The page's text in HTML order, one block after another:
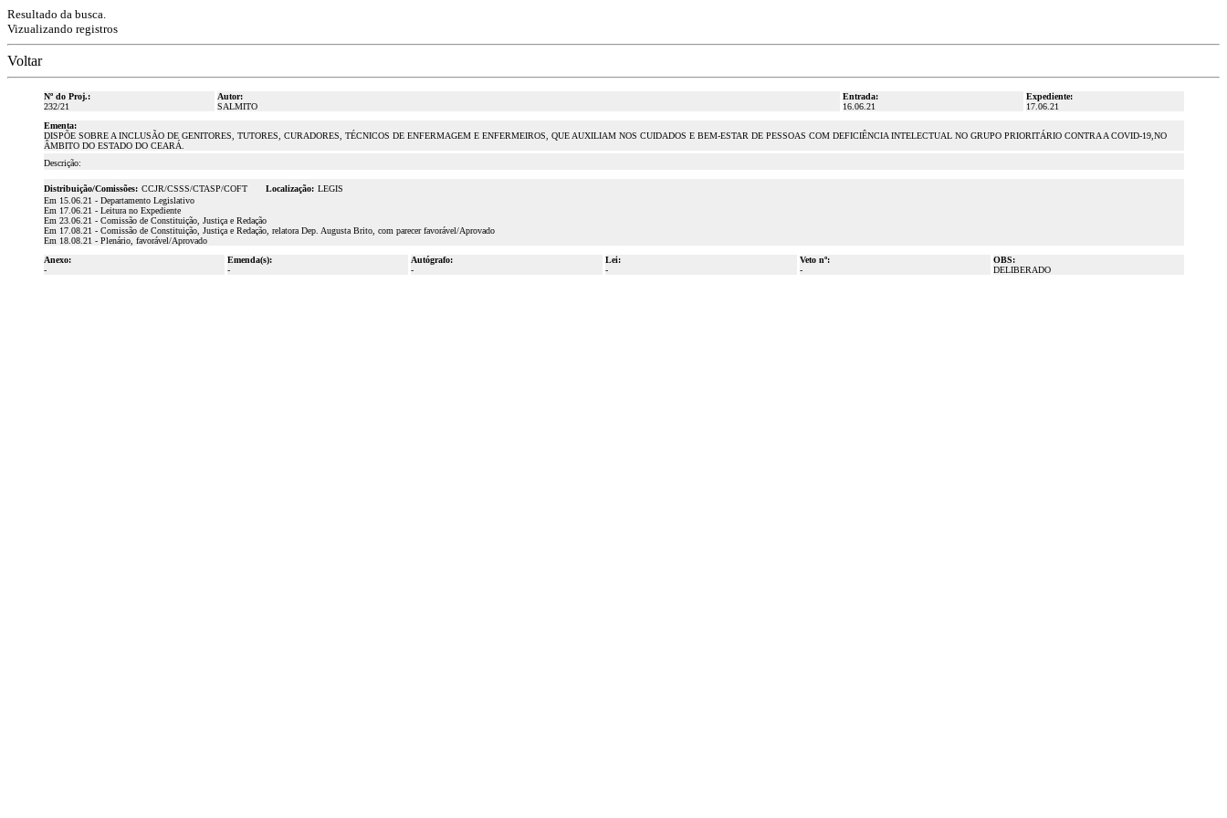
Resultado da busca.
Vizualizando registros
Voltar
Nº do Proj.:
232/21
Autor:
SALMITO
Entrada:
16.06.21
Expediente:
17.06.21
Ementa:
DISPÕE SOBRE A INCLUSÃO DE GENITORES, TUTORES, CURADORES, TÉCNICOS DE ENFERMAGEM E ENFERMEIROS, QUE AUXILIAM NOS CUIDADOS E BEM-ESTAR DE PESSOAS COM DEFICIÊNCIA INTELECTUAL NO GRUPO PRIORITÁRIO CONTRA A COVID-19,NO
ÂMBITO DO ESTADO DO CEARÁ.
Descrição:
Distribuição/Comissões: CCJR/CSSS/CTASP/COFT Localização: LEGIS
Em 15.06.21 - Departamento Legislativo
Em 17.06.21 - Leitura no Expediente
Em 23.06.21 - Comissão de Constituição, Justiça e Redação
Em 17.08.21 - Comissão de Constituição, Justiça e Redação, relatora Dep. Augusta Brito, com parecer favorável/Aprovado
Em 18.08.21 - Plenário, favorável/Aprovado
Anexo:
-
Emenda(s):
-
Autógrafo:
-
Lei:
-
Veto nº:
-
OBS:
DELIBERADO